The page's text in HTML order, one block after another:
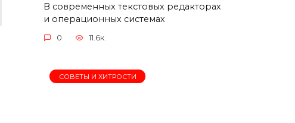
В современных текстовых редакторах
и операционных системах
0 11.6к.
СОВЕТЫ И ХИТРОСТИ